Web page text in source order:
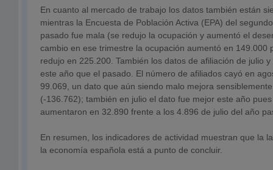
En cuanto al mercado de trabajo los datos también están
mientras la Encuesta de Población Activa (EPA) del
pasado fue mala (se redujo la ocupación y aumentó el
cambio en ese trimestre la ocupación aumentó en 149.000
redujo en 225.200. También los datos de afiliación de julio
este año que el pasado. El número de afiliados cayó en
99.069, un dato que aún siendo malo mejora
(-136.762); también en julio el dato fue mejor este año
aumentaron en 32.890 frente a los 4.896 de julio del año
En resumen, los indicadores de actividad muestran que la
la economía española está a punto de concluir.